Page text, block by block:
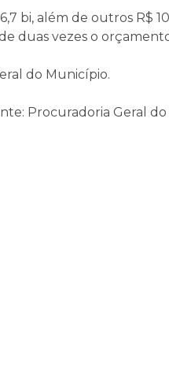
bi, além de outros R$
duas vezes o
do Município.
Procuradoria Geral